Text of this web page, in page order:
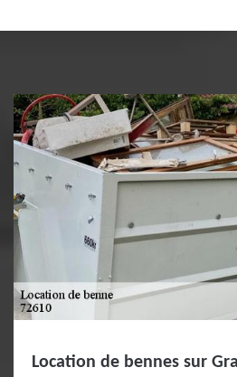
Location de bennes sur